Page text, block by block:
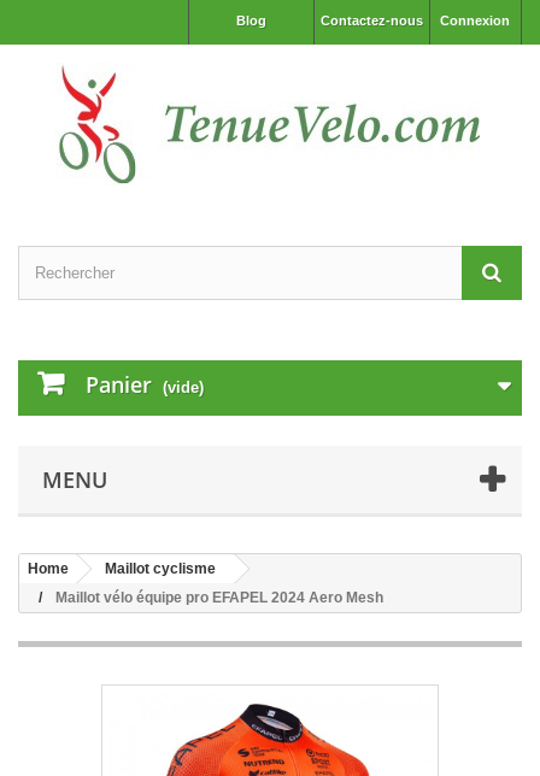
Connexion
Contactez-nous
Blog
Panier (vide)
MENU
Home
Maillot cyclisme
Maillot vélo équipe pro EFAPEL 2024 Aero Mesh